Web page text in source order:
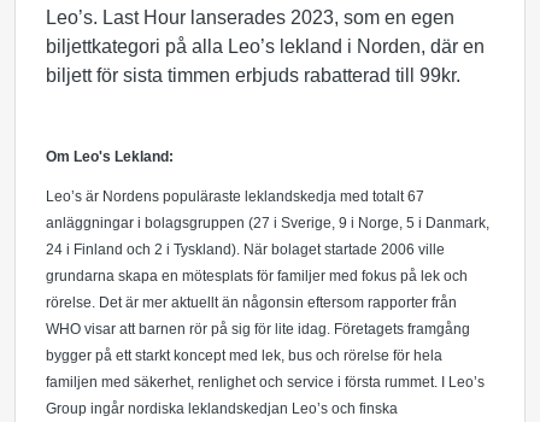
Leo’s. Last Hour lanserades 2023, som en egen
biljettkategori på alla Leo’s lekland i Norden, där en
biljett för sista timmen erbjuds rabatterad till 99kr.
Om Leo's Lekland:
Leo’s är Nordens populäraste leklandskedja med totalt 67
anläggningar i bolagsgruppen (27 i Sverige, 9 i Norge, 5 i Danmark,
24 i Finland och 2 i Tyskland). När bolaget startade 2006 ville
grundarna skapa en mötesplats för familjer med fokus på lek och
rörelse. Det är mer aktuellt än någonsin eftersom rapporter från
WHO visar att barnen rör på sig för lite idag. Företagets framgång
bygger på ett starkt koncept med lek, bus och rörelse för hela
familjen med säkerhet, renlighet och service i första rummet. I Leo’s
Group ingår nordiska leklandskedjan Leo’s och finska